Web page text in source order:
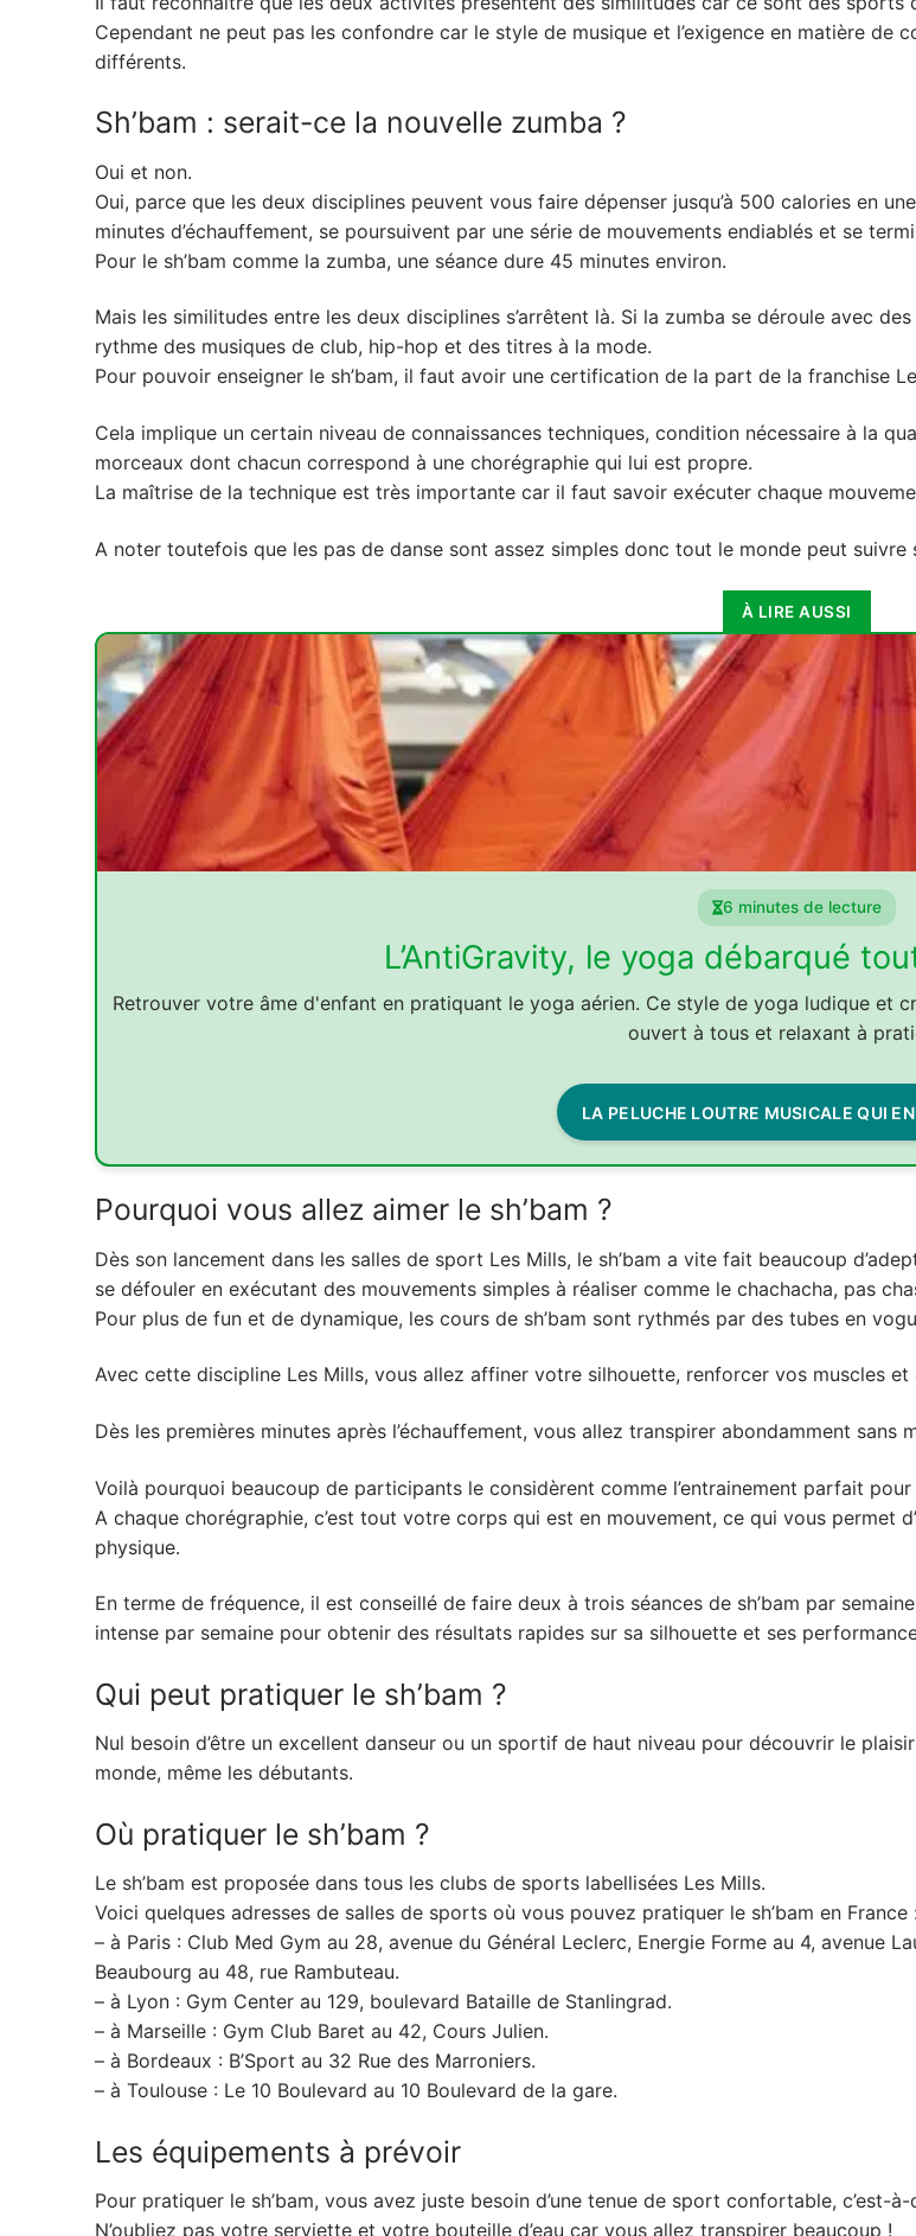
Cependant ne peut pas les confondre car le style de musique et l’exigence en matière
différents.
Sh’bam : serait-ce la nouvelle zumba ?
Oui et non.
Oui, parce que les deux disciplines peuvent vous faire dépenser jusqu’à 500 calories en
minutes d’échauffement, se poursuivent par une série de mouvements endiablés et se
Pour le sh’bam comme la zumba, une séance dure 45 minutes environ.
Mais les similitudes entre les deux disciplines s’arrêtent là. Si la zumba se déroule avec
rythme des musiques de club, hip-hop et des titres à la mode.
Pour pouvoir enseigner le sh’bam, il faut avoir une certification de la part de la franchise
Cela implique un certain niveau de connaissances techniques, condition nécessaire à la
morceaux dont chacun correspond à une chorégraphie qui lui est propre.
La maîtrise de la technique est très importante car il faut savoir exécuter chaque
A noter toutefois que les pas de danse sont assez simples donc tout le monde peut suivre
À LIRE AUSSI
6 minutes de lecture
L’AntiGravity, le yoga débarqué
Retrouver votre âme d'enfant en pratiquant le yoga aérien. Ce style de yoga ludique et
ouvert à tous et relaxant à
LA PELUCHE LOUTRE MUSICALE QUI
Pourquoi vous allez aimer le sh’bam ?
Dès son lancement dans les salles de sport Les Mills, le sh’bam a vite fait beaucoup
se défouler en exécutant des mouvements simples à réaliser comme le chachacha, pas
Pour plus de fun et de dynamique, les cours de sh’bam sont rythmés par des tubes en
Avec cette discipline Les Mills, vous allez affiner votre silhouette, renforcer vos muscles
Dès les premières minutes après l’échauffement, vous allez transpirer abondamment sans
Voilà pourquoi beaucoup de participants le considèrent comme l’entrainement parfait
A chaque chorégraphie, c’est tout votre corps qui est en mouvement, ce qui vous
physique.
En terme de fréquence, il est conseillé de faire deux à trois séances de sh’bam par
intense par semaine pour obtenir des résultats rapides sur sa silhouette et ses
Qui peut pratiquer le sh’bam ?
Nul besoin d’être un excellent danseur ou un sportif de haut niveau pour découvrir le
monde, même les débutants.
Où pratiquer le sh’bam ?
Le sh’bam est proposée dans tous les clubs de sports labellisées Les Mills.
Voici quelques adresses de salles de sports où vous pouvez pratiquer le sh’bam en France
– à Paris : Club Med Gym au 28, avenue du Général Leclerc, Energie Forme au 4, avenue
Beaubourg au 48, rue Rambuteau.
– à Lyon : Gym Center au 129, boulevard Bataille de Stanlingrad.
– à Marseille : Gym Club Baret au 42, Cours Julien.
– à Bordeaux : B’Sport au 32 Rue des Marroniers.
– à Toulouse : Le 10 Boulevard au 10 Boulevard de la gare.
Les équipements à prévoir
Pour pratiquer le sh’bam, vous avez juste besoin d’une tenue de sport confortable, c’est-
N’oubliez pas votre serviette et votre bouteille d’eau car vous allez transpirer beaucoup !